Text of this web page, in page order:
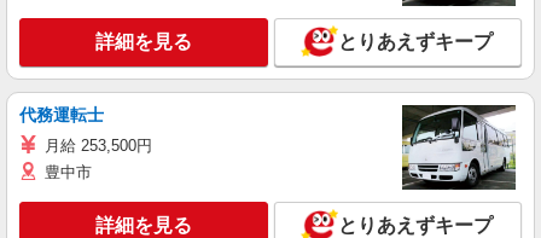
詳細を見る とりあえずキープ
代務運転士
月給 253,500円
豊中市
詳細を見る とりあえずキープ